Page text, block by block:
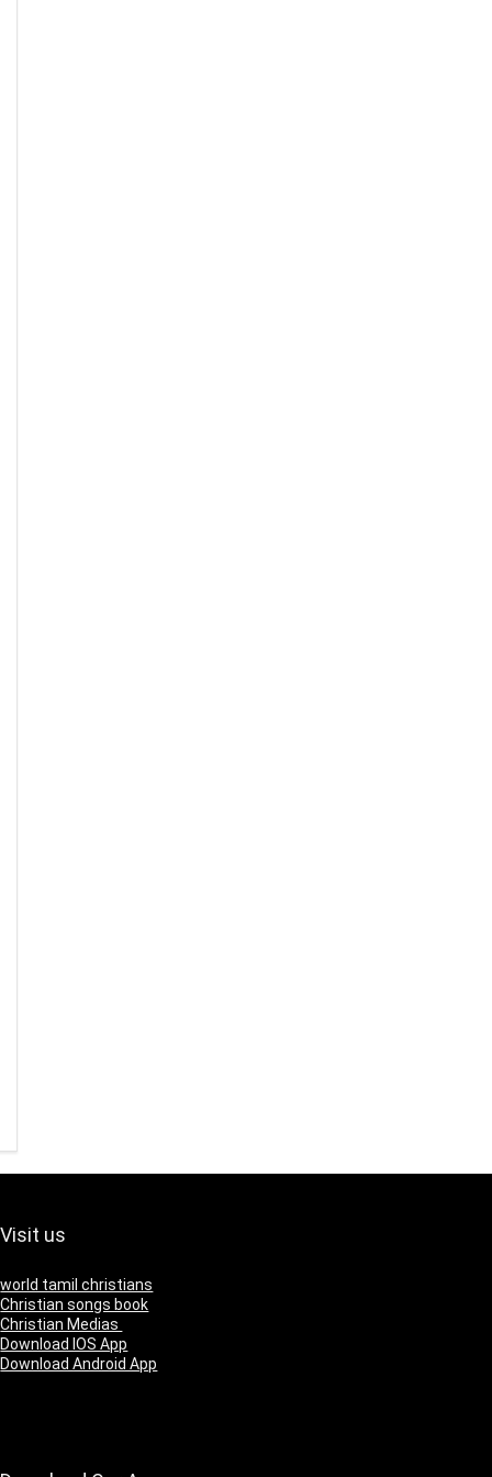
Visit us
world tamil christians
Christian songs book
Christian Medias
Download IOS App
Download Android App